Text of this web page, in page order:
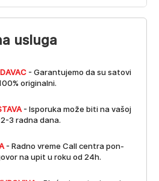
usluga
- Garantujemo da su satovi
originalni.
- Isporuka može biti na vašoj
3 radna dana.
- Radno vreme Call centra pon-
na upit u roku od 24h.